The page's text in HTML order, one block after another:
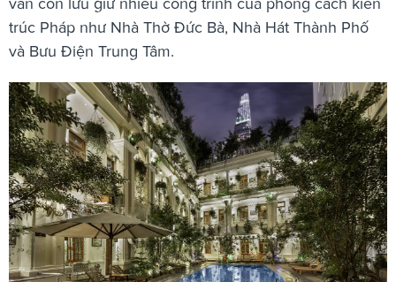
trúc Pháp như Nhà Thờ Đức Bà, Nhà Hát Thành Phố
và Bưu Điện Trung Tâm.